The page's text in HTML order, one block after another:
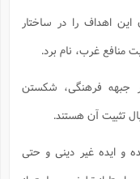
اهداف را در ساختار
منافع غرب، نام برد.
جبهه فرهنگی، شکستن
تثبیت آن هستند.
و ایده غیر دینی و حتی